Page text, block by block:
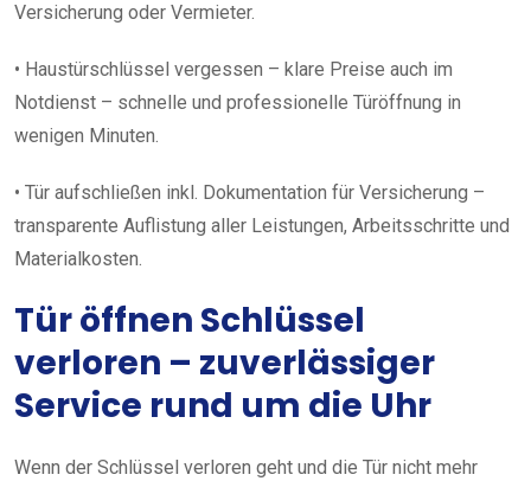
Versicherung oder Vermieter.
• Haustürschlüssel vergessen – klare Preise auch im
Notdienst – schnelle und professionelle Türöffnung in
wenigen Minuten.
• Tür aufschließen inkl. Dokumentation für Versicherung –
transparente Auflistung aller Leistungen, Arbeitsschritte und
Materialkosten.
Tür öffnen Schlüssel
verloren – zuverlässiger
Service rund um die Uhr
Wenn der Schlüssel verloren geht und die Tür nicht mehr